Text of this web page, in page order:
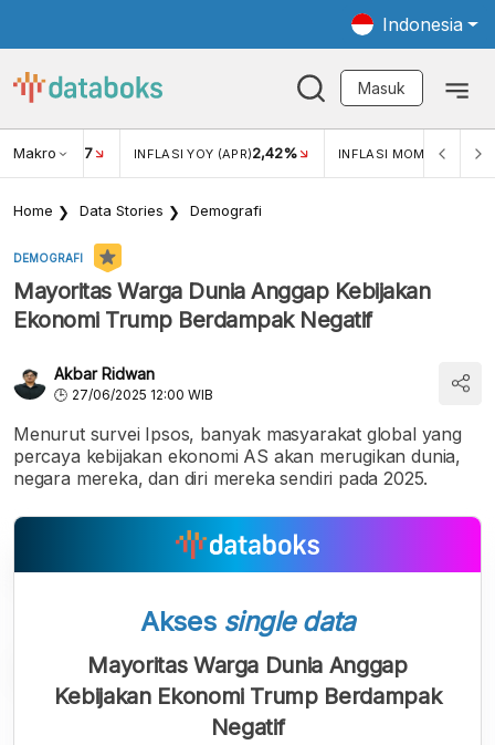
Indonesia
Masuk
Makro
USD/IDR 17 INFLASI YOY (APR)2,42% INFLASI MOM (MAR)
Home Data Stories Demografi
DEMOGRAFI
Mayoritas Warga Dunia Anggap Kebijakan
Ekonomi Trump Berdampak Negatif
Akbar Ridwan
27/06/2025 12:00 WIB
Menurut survei Ipsos, banyak masyarakat global yang
percaya kebijakan ekonomi AS akan merugikan dunia,
negara mereka, dan diri mereka sendiri pada 2025.
Akses single data
Mayoritas Warga Dunia Anggap
Kebijakan Ekonomi Trump Berdampak
Negatif